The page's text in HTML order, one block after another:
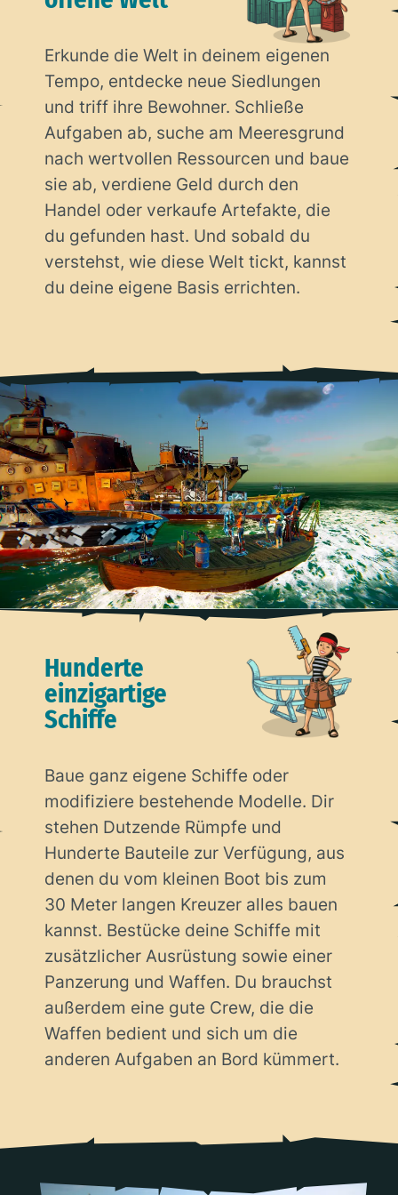
Erkunde die Welt in deinem eigenen
Tempo, entdecke neue Siedlungen
und triff ihre Bewohner. Schließe
Aufgaben ab, suche am Meeresgrund
nach wertvollen Ressourcen und baue
sie ab, verdiene Geld durch den
Handel oder verkaufe Artefakte, die
du gefunden hast. Und sobald du
verstehst, wie diese Welt tickt, kannst
du deine eigene Basis errichten.
Hunderte
einzigartige
Schiffe
Baue ganz eigene Schiffe oder
modifiziere bestehende Modelle. Dir
stehen Dutzende Rümpfe und
Hunderte Bauteile zur Verfügung, aus
denen du vom kleinen Boot bis zum
30 Meter langen Kreuzer alles bauen
kannst. Bestücke deine Schiffe mit
zusätzlicher Ausrüstung sowie einer
Panzerung und Waffen. Du brauchst
außerdem eine gute Crew, die die
Waffen bedient und sich um die
anderen Aufgaben an Bord kümmert.